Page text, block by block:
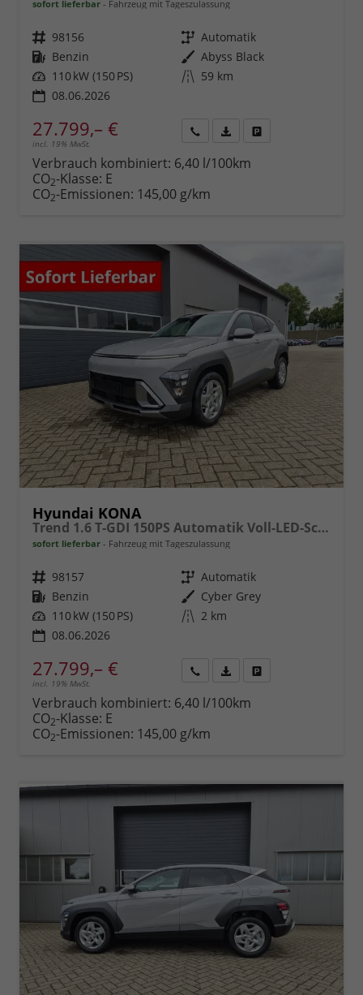
sofort lieferbar Fahrzeug mit Tageszulassung
Fahrzeugnr. 98156 Getriebe Automatik
Kraftstoff Benzin Außenfarbe Abyss Black
Leistung 110 kW (150 PS) Kilometerstand 59 km
08.06.2026
27.799,– €
incl. 19% MwSt.
anfordern
Datei,
Verbrauch kombiniert: 6,40 l/100km
CO2-Klasse: E
CO2-Emissionen: 145,00 g/km
Hyundai KONA
Trend 1.6 T-GDI 150PS Automatik Voll-LED-Scheinw. Sitzheizung Lenkradheizung ACC Klimaautomatik Navi Touchscreen DAB+ Apple CarPlay + Android Auto PDC v+h Rückf.Kamera 2xKeyless 17-LM
sofort lieferbar Fahrzeug mit Tageszulassung
Fahrzeugnr. 98157 Getriebe Automatik
Kraftstoff Benzin Außenfarbe Cyber Grey
Leistung 110 kW (150 PS) Kilometerstand 2 km
08.06.2026
27.799,– €
incl. 19% MwSt.
anfordern
Datei,
Verbrauch kombiniert: 6,40 l/100km
CO2-Klasse: E
CO2-Emissionen: 145,00 g/km